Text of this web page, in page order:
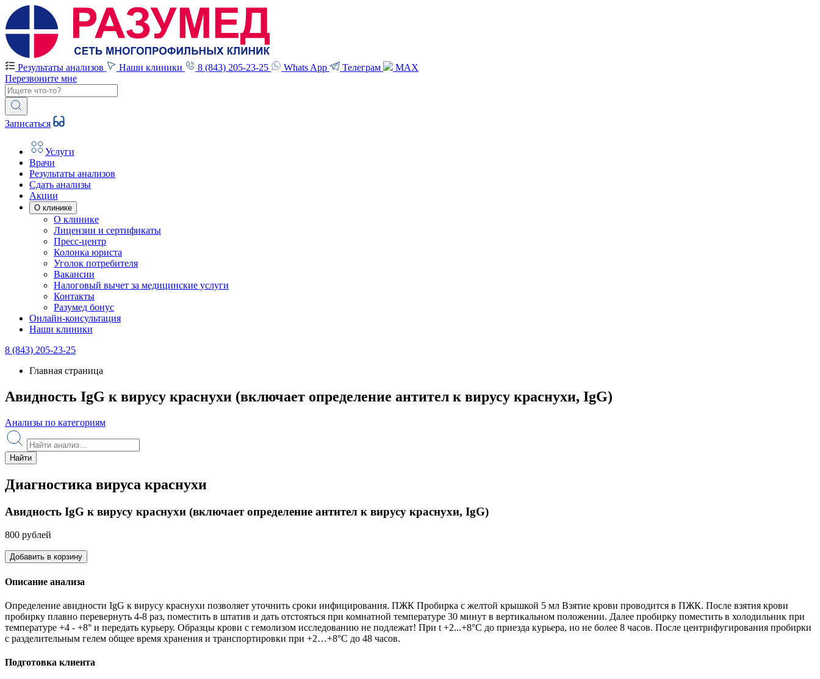
Результаты анализов Наши клиники 8 (843) 205-23-25 Whats App Телеграм
MAX
Перезвоните мне
Записаться
Услуги
Врачи
Результаты анализов
Сдать анализы
Акции
О клинике
О клинике
Лицензии и сертификаты
Пресс-центр
Колонка юриста
Уголок потребителя
Вакансии
Налоговый вычет за медицинские услуги
Контакты
Разумед бонус
Онлайн-консультация
Наши клиники
8 (843) 205-23-25
Главная страница
Авидность IgG к вирусу краснухи (включает определение антител к вирусу краснухи, IgG)
Анализы по категориям
Найти
Диагностика вируса краснухи
Авидность IgG к вирусу краснухи (включает определение антител к вирусу краснухи, IgG)
800 рублей
Добавить в корзину
Описание анализа
Определение авидности IgG к вирусу краснухи позволяет уточнить сроки инфицирования. ПЖК Пробирка с желтой крышкой 5 мл Взятие крови проводится в ПЖК. После взятия крови
пробирку плавно перевернуть 4-8 раз, поместить в штатив и дать отстояться при комнатной температуре 30 минут в вертикальном положении. Далее пробирку поместить в холодильник при
температуре +4 - +8° и передать курьеру. Образцы крови с гемолизом исследованию не подлежат! При t +2...+8°С до приезда курьера, но не более 8 часов. После центрифугирования пробирки
с разделительным гелем общее время хранения и транспортировки при +2…+8°С до 48 часов.
Подготовка клиента